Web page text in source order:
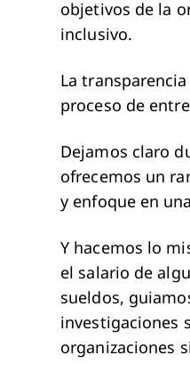
objetivos de la
inclusivo.
La
proceso de
Dejamos claro
ofrecemos un
y enfoque en
Y hacemos lo
el salario de
sueldos,
investigaciones
organizaciones